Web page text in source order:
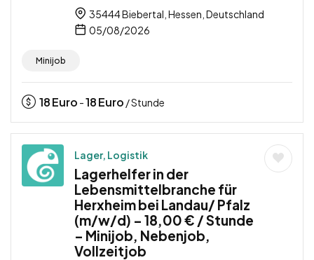
35444 Biebertal, Hessen, Deutschland
05/08/2026
Minijob
18Euro -18Euro / Stunde
Lager, Logistik
Lagerhelfer in der
Lebensmittelbranche für
Herxheim bei Landau/ Pfalz
(m/w/d) – 18,00 € / Stunde
– Minijob, Nebenjob,
Vollzeitjob